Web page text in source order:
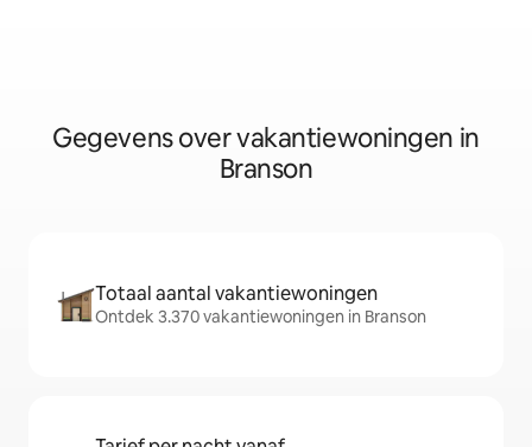
Gegevens over vakantiewoningen in
Branson
Totaal aantal vakantiewoningen
Ontdek 3.370 vakantiewoningen in Branson